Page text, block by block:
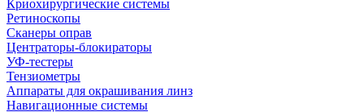
Криохирургические системы
Ретиноскопы
Сканеры оправ
Центраторы-блокираторы
УФ-тестеры
Тензиометры
Аппараты для окрашивания линз
Навигационные системы